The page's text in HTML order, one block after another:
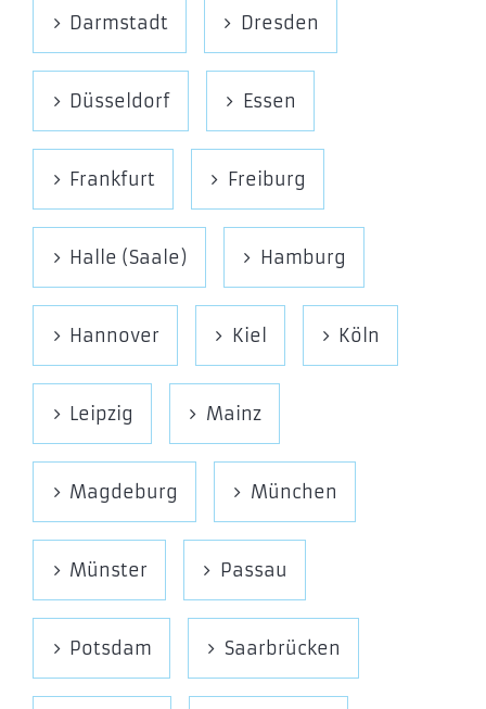
Darmstadt Dresden
Düsseldorf Essen
Frankfurt Freiburg
Halle (Saale) Hamburg
Hannover Kiel Köln
Leipzig Mainz
Magdeburg München
Münster Passau
Potsdam Saarbrücken